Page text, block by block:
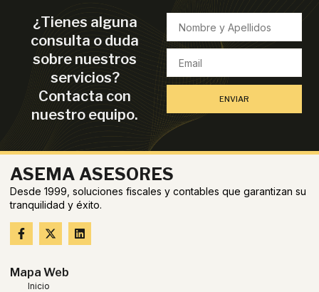
¿Tienes alguna
consulta o duda
sobre nuestros
servicios?
Contacta con
nuestro equipo.
ENVIAR
ASEMA ASESORES
Desde 1999, soluciones fiscales y contables que garantizan su
tranquilidad y éxito.
Mapa Web
Inicio